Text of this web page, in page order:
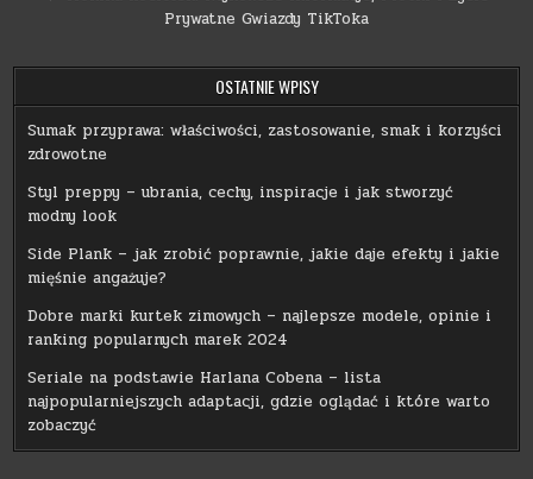
Prywatne Gwiazdy TikToka
OSTATNIE WPISY
Sumak przyprawa: właściwości, zastosowanie, smak i korzyści
zdrowotne
Styl preppy – ubrania, cechy, inspiracje i jak stworzyć
modny look
Side Plank – jak zrobić poprawnie, jakie daje efekty i jakie
mięśnie angażuje?
Dobre marki kurtek zimowych – najlepsze modele, opinie i
ranking popularnych marek 2024
Seriale na podstawie Harlana Cobena – lista
najpopularniejszych adaptacji, gdzie oglądać i które warto
zobaczyć